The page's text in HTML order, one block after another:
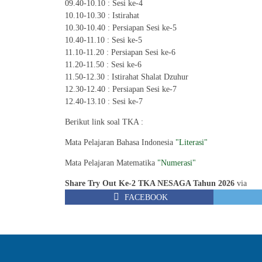
09.40-10.10 : Sesi ke-4
10.10-10.30 : Istirahat
10.30-10.40 : Persiapan Sesi ke-5
10.40-11.10 : Sesi ke-5
11.10-11.20 : Persiapan Sesi ke-6
11.20-11.50 : Sesi ke-6
11.50-12.30 : Istirahat Shalat Dzuhur
12.30-12.40 : Persiapan Sesi ke-7
12.40-13.10 : Sesi ke-7
Berikut link soal TKA :
Mata Pelajaran Bahasa Indonesia "Literasi"
Mata Pelajaran Matematika "Numerasi"
Share Try Out Ke-2 TKA NESAGA Tahun 2026 via
FACEBOOK